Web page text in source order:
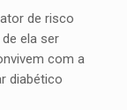
de risco
ela ser
com a
diabético